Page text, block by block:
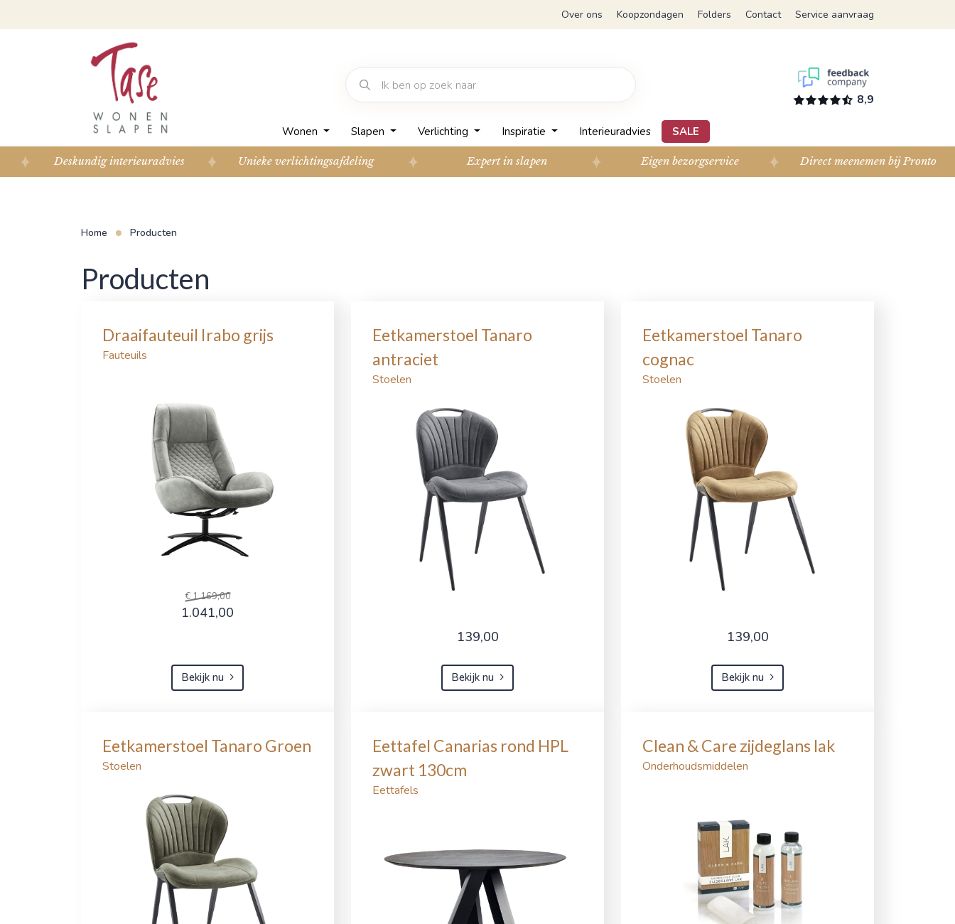
Over ons Koopzondagen Folders Contact Service aanvraag
Wonen Slapen Verlichting Inspiratie Interieuradvies SALE
8,9
Deskundig interieuradvies Unieke verlichtingsafdeling Expert in slapen Eigen bezorgservice Direct meenemen bij Pronto
Home Producten
Producten
Draaifauteuil Irabo grijs
Fauteuils
€ 1.169,00
1.041,00
Bekijk nu
Eetkamerstoel Tanaro
antraciet
Stoelen
139,00
Bekijk nu
Eetkamerstoel Tanaro
cognac
Stoelen
139,00
Bekijk nu
Eetkamerstoel Tanaro Groen
Stoelen
Eettafel Canarias rond HPL
zwart 130cm
Eettafels
Clean & Care zijdeglans lak
Onderhoudsmiddelen